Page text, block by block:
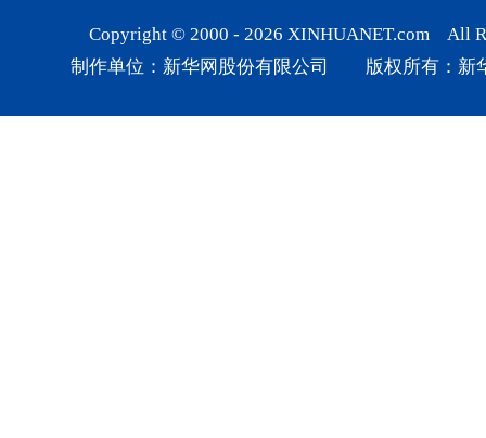
Copyright © 2000 - 2026 XINHUANET.com All
制作单位：新华网股份有限公司 版权所有：新